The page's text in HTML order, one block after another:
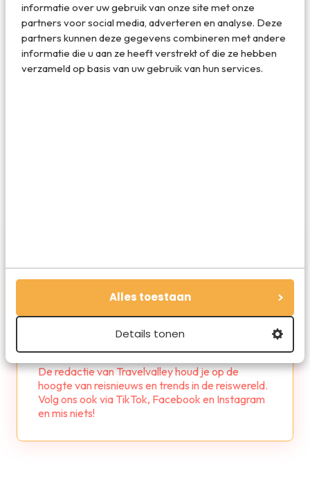
informatie over uw gebruik van onze site met onze
partners voor social media, adverteren en analyse. Deze
partners kunnen deze gegevens combineren met andere
informatie die u aan ze heeft verstrekt of die ze hebben
verzameld op basis van uw gebruik van hun services.
Alles toestaan
Details tonen
Deel dit artikel
Deel via E-mail
Redactie Travelvalley
De redactie van Travelvalley houd je op de
hoogte van reisnieuws en trends in de reiswereld.
Volg ons ook via TikTok, Facebook en Instagram
en mis niets!